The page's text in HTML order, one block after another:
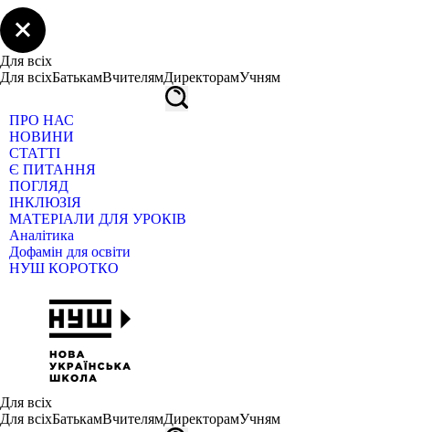
Для всіх
Для всіхБатькамВчителямДиректорамУчням
ПРО НАС
НОВИНИ
СТАТТІ
Є ПИТАННЯ
ПОГЛЯД
ІНКЛЮЗІЯ
МАТЕРІАЛИ ДЛЯ УРОКІВ
Аналітика
Дофамін для освіти
НУШ КОРОТКО
Для всіх
Для всіхБатькамВчителямДиректорамУчням